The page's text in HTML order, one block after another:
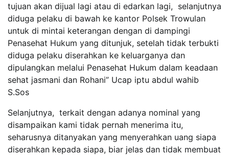
tujuan akan dijual lagi atau di edarkan lagi, selanjutnya
diduga pelaku di bawah ke kantor Polsek Trowulan
untuk di mintai keterangan dengan di dampingi
Penasehat Hukum yang ditunjuk, setelah tidak terbukti
diduga pelaku diserahkan ke keluarganya dan
dipulangkan melalui Penasehat Hukum dalam keadaan
sehat jasmani dan Rohani” Ucap iptu abdul wahib
S.Sos
Selanjutnya, terkait dengan adanya nominal yang
disampaikan kami tidak pernah menerima itu,
seharusnya ditanyakan yang menyerahkan uang siapa
diserahkan kepada siapa, biar jelas dan tidak membuat